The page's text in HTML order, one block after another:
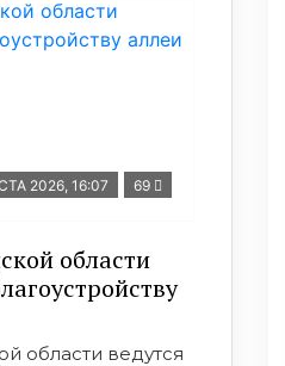
2026, 16:07 69
области
области ведутся